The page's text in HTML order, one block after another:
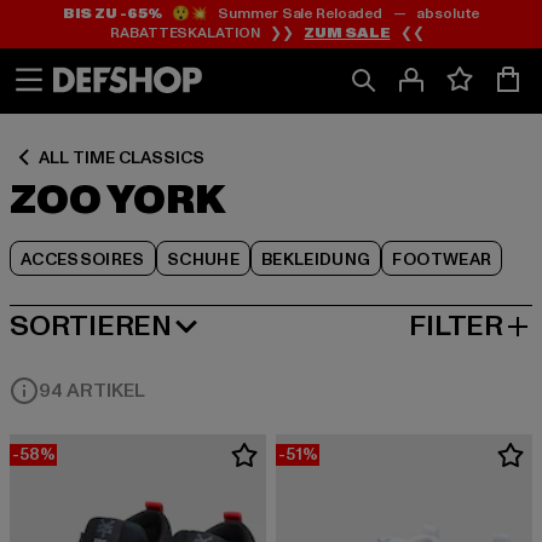
Zum
Inhalt
springen
Zum
Fußzeile
springen
BIS ZU -65%😲💥 Summer Sale Reloaded — absolute
RABATTESKALATION ❯❯ ZUM SALE ❮❮
ALL TIME CLASSICS
ZOO YORK
ACCESSOIRES SCHUHE BEKLEIDUNG FOOTWEAR
Zum
Produktraster
springen
SORTIEREN
BELIEBTESTE FILTER
94 ARTIKEL
-58% -51%